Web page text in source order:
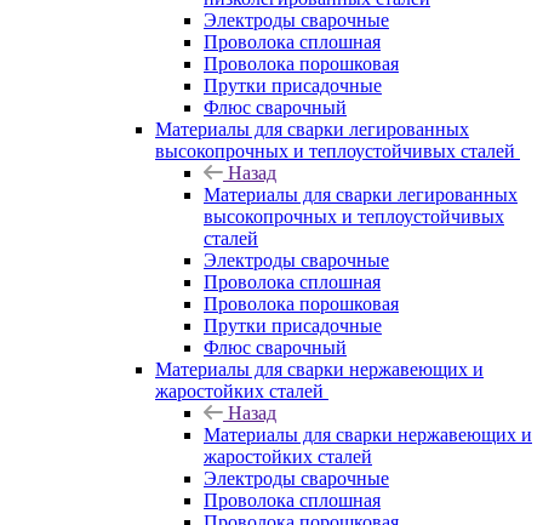
Электроды сварочные
Проволока сплошная
Проволока порошковая
Прутки присадочные
Флюс сварочный
Материалы для сварки легированных
высокопрочных и теплоустойчивых сталей
Назад
Материалы для сварки легированных
высокопрочных и теплоустойчивых
сталей
Электроды сварочные
Проволока сплошная
Проволока порошковая
Прутки присадочные
Флюс сварочный
Материалы для сварки нержавеющих и
жаростойких сталей
Назад
Материалы для сварки нержавеющих и
жаростойких сталей
Электроды сварочные
Проволока сплошная